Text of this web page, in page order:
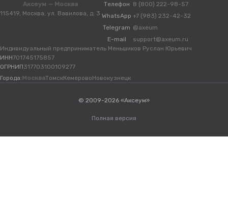
Аксеум — Москва
115419, Москва, ул. Вавилова, д. 3
Телефон 8 (800) 222-98-57
WhatsApp +7 (983) 232-42-32
Telegram @axeum
E-mail
support@axeum.ru
Индивидуальный предприниматель Меньшиков Руслан Юрьевич
ИНН701745175857
ОГРНИП317703100109277
Города: МоскваТомскКемеровоНовокузнецк
© 2009-2026 «Аксеум»
Полная версия